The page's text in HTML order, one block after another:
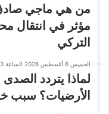
من هي ماجي
مؤثر في انتقال
التركي
الخميس 6 أغسطس 2026 الساعة 12:33 ص
لماذا يتردد
الأرضيات؟ سبب